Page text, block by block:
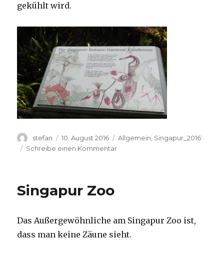
gekühlt wird.
Autor
stefan
Veröffentlicht
am
10. August 2016 Kategorien
Allgemein Singapur_2016
Schreibe einen Kommentarzu
Singapur Zoo
Das Außergewöhnliche am Singapur Zoo ist,
dass man keine Zäune sieht.